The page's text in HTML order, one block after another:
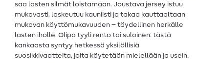
saa lasten silmät loistamaan. Joustava jersey istuu
mukavasti, laskeutuu kauniisti ja takaa kauttaaltaan
mukavan käyttömukavuuden – täydellinen herkälle
lasten iholle. Olipa tyyli rento tai suloinen: tästä
kankaasta syntyy hetkessä yksilöllisiä
suosikkivaatteita, joita käytetään mielellään ja usein.